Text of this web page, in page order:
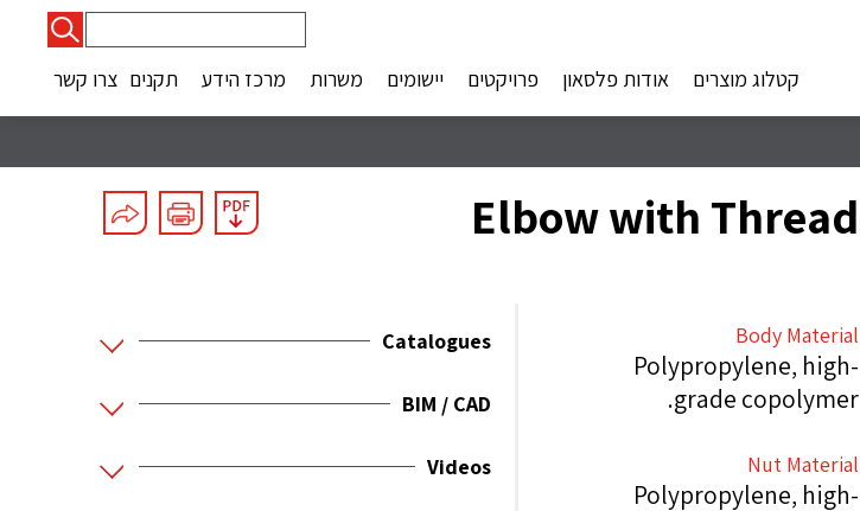
קטלוג מוצרים
אודות פלסאון פרויקטים יישומים משרות מרכז הידע תקנים צרו קשר
Body Material
Polypropylene, high-
grade copolymer.
Nut Material
Polypropylene, high-
Catalogues
BIM / CAD
Videos